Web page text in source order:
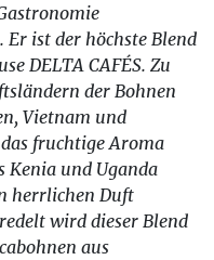
Er ist der höchste Blend
DELTA CAFÉS. Zu
der Bohnen
Vietnam und
fruchtige Aroma
Kenia und Uganda
herrlichen Duft
wird dieser Blend
aus